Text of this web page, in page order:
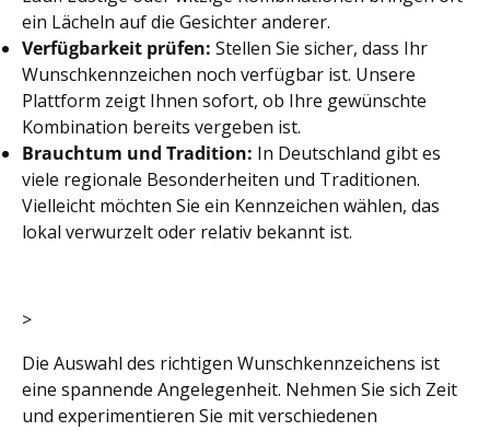
ein Lächeln auf die Gesichter anderer.
Verfügbarkeit prüfen: Stellen Sie sicher, dass Ihr
Wunschkennzeichen noch verfügbar ist. Unsere
Plattform zeigt Ihnen sofort, ob Ihre gewünschte
Kombination bereits vergeben ist.
Brauchtum und Tradition: In Deutschland gibt es
viele regionale Besonderheiten und Traditionen.
Vielleicht möchten Sie ein Kennzeichen wählen, das
lokal verwurzelt oder relativ bekannt ist.
>
Die Auswahl des richtigen Wunschkennzeichens ist
eine spannende Angelegenheit. Nehmen Sie sich Zeit
und experimentieren Sie mit verschiedenen